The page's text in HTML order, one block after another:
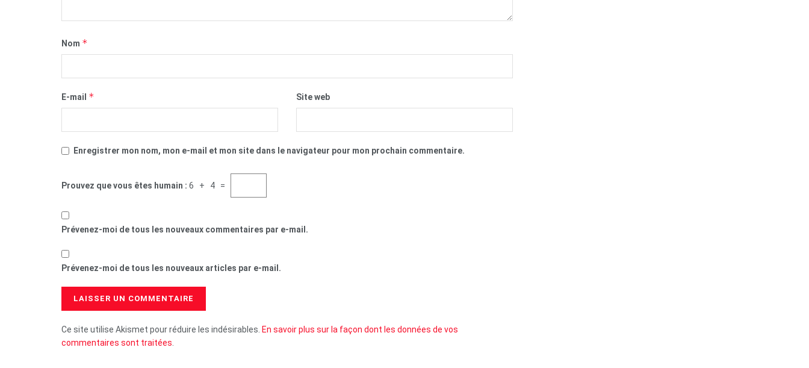
Nom *
E-mail * Site web
Enregistrer mon nom, mon e-mail et mon site dans le navigateur pour mon prochain commentaire.
Prouvez que vous êtes humain : 6 + 4 =
Prévenez-moi de tous les nouveaux commentaires par e-mail.
Prévenez-moi de tous les nouveaux articles par e-mail.
Ce site utilise Akismet pour réduire les indésirables. En savoir plus sur la façon dont les données de vos
commentaires sont traitées.